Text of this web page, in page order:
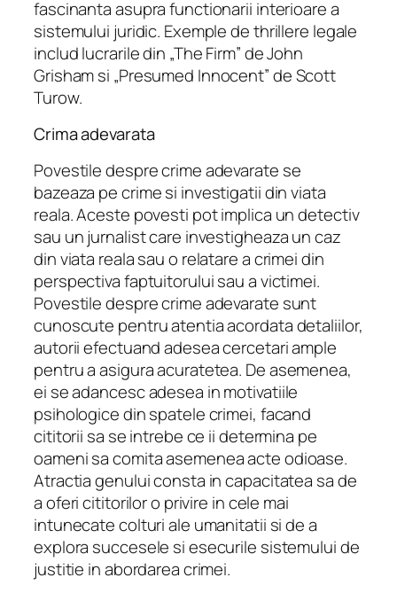
fascinanta asupra functionarii interioare a
sistemului juridic. Exemple de thrillere legale
includ lucrarile din „The Firm” de John
Grisham si „Presumed Innocent” de Scott
Turow.
Crima adevarata
Povestile despre crime adevarate se
bazeaza pe crime si investigatii din viata
reala. Aceste povesti pot implica un detectiv
sau un jurnalist care investigheaza un caz
din viata reala sau o relatare a crimei din
perspectiva faptuitorului sau a victimei.
Povestile despre crime adevarate sunt
cunoscute pentru atentia acordata detaliilor,
autorii efectuand adesea cercetari ample
pentru a asigura acuratetea. De asemenea,
ei se adancesc adesea in motivatiile
psihologice din spatele crimei, facand
cititorii sa se intrebe ce ii determina pe
oameni sa comita asemenea acte odioase.
Atractia genului consta in capacitatea sa de
a oferi cititorilor o privire in cele mai
intunecate colturi ale umanitatii si de a
explora succesele si esecurile sistemului de
justitie in abordarea crimei.